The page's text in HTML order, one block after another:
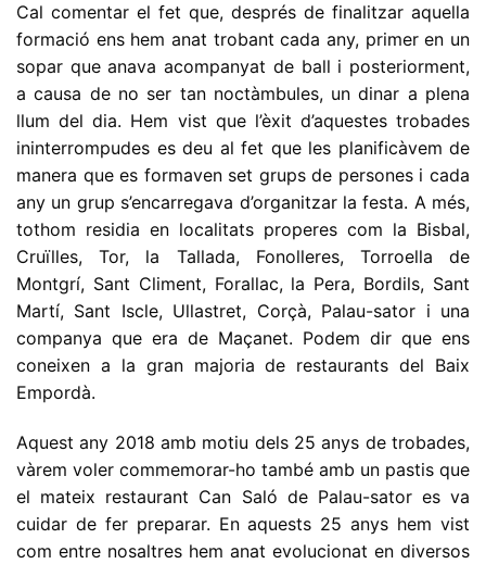
Cal comentar el fet que, després de finalitzar aquella
formació ens hem anat trobant cada any, primer en un
sopar que anava acompanyat de ball i posteriorment,
a causa de no ser tan noctàmbules, un dinar a plena
llum del dia. Hem vist que l’èxit d’aquestes trobades
ininterrompudes es deu al fet que les planificàvem de
manera que es formaven set grups de persones i cada
any un grup s’encarregava d’organitzar la festa. A més,
tothom residia en localitats properes com la Bisbal,
Cruïlles, Tor, la Tallada, Fonolleres, Torroella de
Montgrí, Sant Climent, Forallac, la Pera, Bordils, Sant
Martí, Sant Iscle, Ullastret, Corçà, Palau-sator i una
companya que era de Maçanet. Podem dir que ens
coneixen a la gran majoria de restaurants del Baix
Empordà.
Aquest any 2018 amb motiu dels 25 anys de trobades,
vàrem voler commemorar-ho també amb un pastis que
el mateix restaurant Can Saló de Palau-sator es va
cuidar de fer preparar. En aquests 25 anys hem vist
com entre nosaltres hem anat evolucionat en diversos